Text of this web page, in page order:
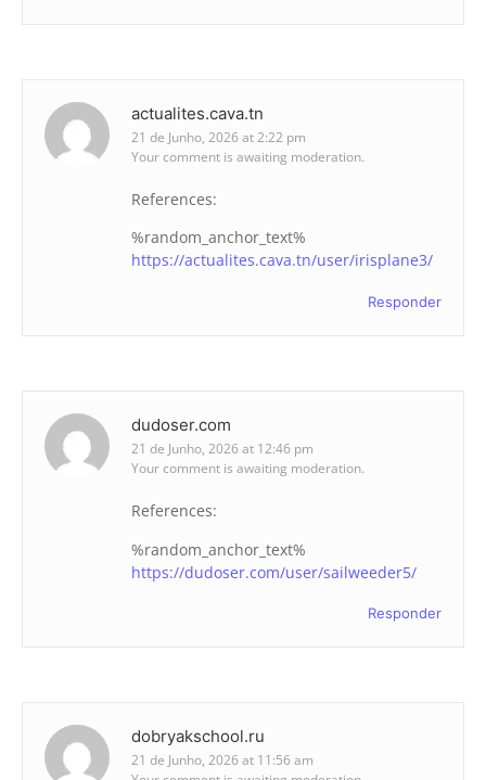
actualites.cava.tn
21 de Junho, 2026 at 2:22 pm
Your comment is awaiting moderation.
References:
%random_anchor_text%
https://actualites.cava.tn/user/irisplane3/
Responder
dudoser.com
21 de Junho, 2026 at 12:46 pm
Your comment is awaiting moderation.
References:
%random_anchor_text%
https://dudoser.com/user/sailweeder5/
Responder
dobryakschool.ru
21 de Junho, 2026 at 11:56 am